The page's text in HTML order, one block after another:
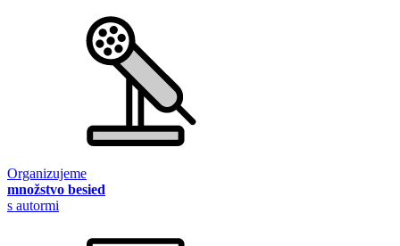
Organizujeme
množstvo besied
s autormi